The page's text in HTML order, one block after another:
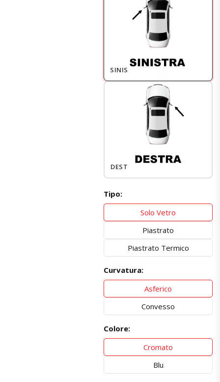
SINISTRO
DESTRO
Tipo:
Solo Vetro
Piastrato
Piastrato Termico
Curvatura:
Asferico
Convesso
Colore:
Cromato
Blu